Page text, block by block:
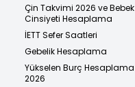
Çin Takvimi 2026 ve Bebek
Cinsiyeti Hesaplama
İETT Sefer Saatleri
Gebelik Hesaplama
Yükselen Burç Hesaplama
2026